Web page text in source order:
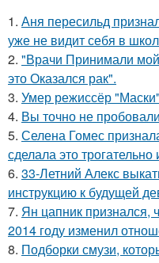
1. Аня пересильд
уже не видит себя в
2. "Врачи Принимали
это Оказался рак".
3. Умер режиссёр
4. Вы точно не
5. Селена Гомес
сделала это трогательно
6. 33-Летний Алекс
инструкцию к будущей
7. Ян цапник признался,
2014 году изменил
8. Подборки смузи,